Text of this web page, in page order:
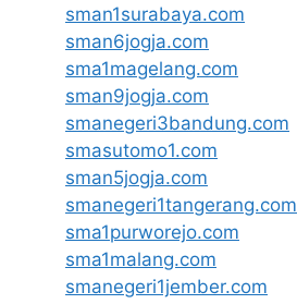
sman1surabaya.com
sman6jogja.com
sma1magelang.com
sman9jogja.com
smanegeri3bandung.com
smasutomo1.com
sman5jogja.com
smanegeri1tangerang.com
sma1purworejo.com
sma1malang.com
smanegeri1jember.com